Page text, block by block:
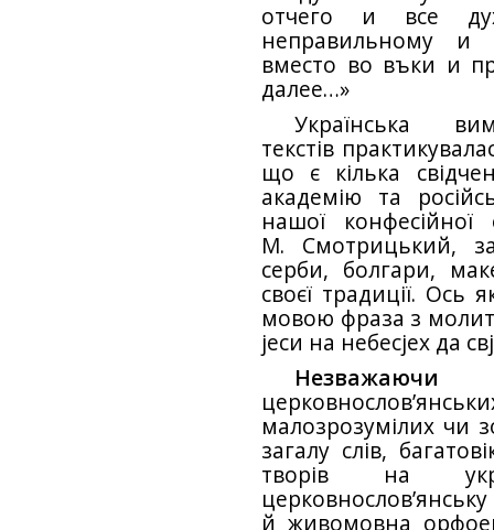
отчего и все
неправильному и
вместо во въки и
далее…»
Українська
текстів
що є кілька
академію та
нашої конфесійної
М. Смотрицький,
серби, болгари,
своєї традиції. Ось
мовою фраза з
jecи на нeбecjex да
малозрозумілих чи
загалу слів,
творів на
й живомовна